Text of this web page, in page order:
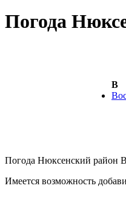
Погода
В
Погода Нюксенский район
Имеется возможность